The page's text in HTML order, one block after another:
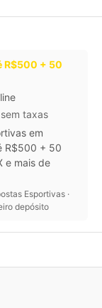
R$500 + 50
taxas
em
R$500 + 50
e mais de
Esportivas ·
depósito